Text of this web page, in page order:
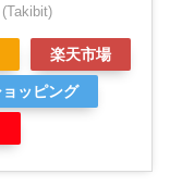
楽天市場
ッピング